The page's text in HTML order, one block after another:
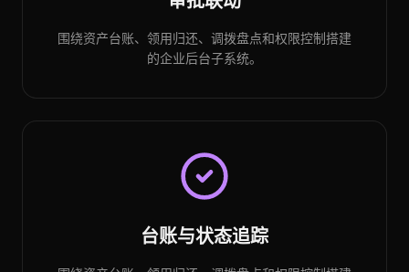
围绕资产台账、领用归还、调拨盘点和权限控制搭建
的企业后台子系统。
台账与状态追踪